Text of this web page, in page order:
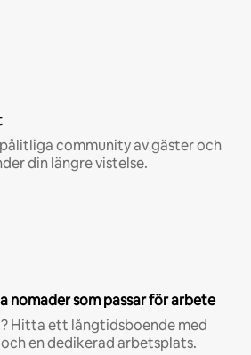
community av gäster och
din längre vistelse.
nomader som passar för arbete
Hitta ett långtidsboende med
en dedikerad arbetsplats.